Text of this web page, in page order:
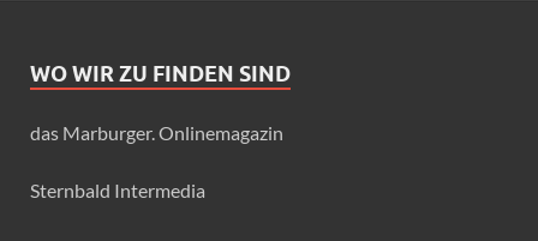
WO WIR ZU FINDEN SIND
das Marburger. Onlinemagazin
Sternbald Intermedia